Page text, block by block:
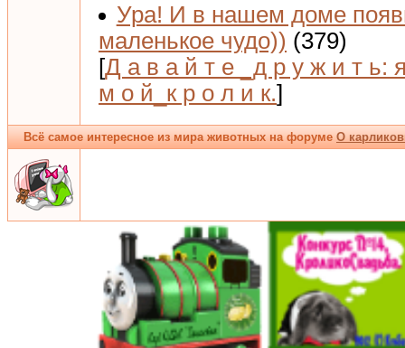
Ура! И в нашем доме
маленькое чудо)) (379)
[Д а в а й т е _д р у ж и т ь:
м о й_к р о л и к.]
Всё самое интересное из мира животных на форумеО